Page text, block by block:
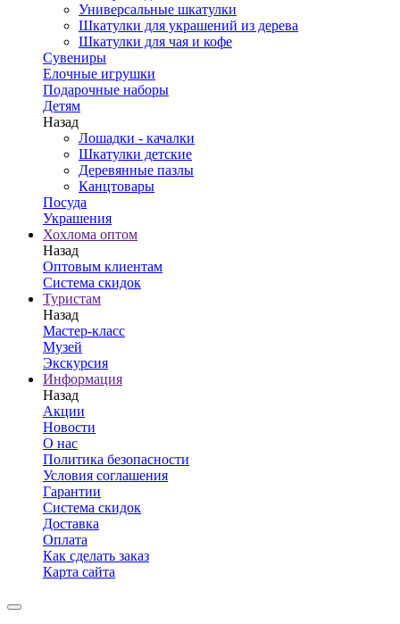
Универсальные шкатулки
Шкатулки для украшений из дерева
Шкатулки для чая и кофе
Сувениры
Елочные игрушки
Подарочные наборы
Детям
Назад
Лошадки - качалки
Шкатулки детские
Деревянные пазлы
Канцтовары
Посуда
Украшения
Хохлома оптом
Назад
Оптовым клиентам
Система скидок
Туристам
Назад
Мастер-класс
Музей
Экскурсия
Информация
Назад
Акции
Новости
О нас
Политика безопасности
Условия соглашения
Гарантии
Система скидок
Доставка
Оплата
Как сделать заказ
Карта сайта